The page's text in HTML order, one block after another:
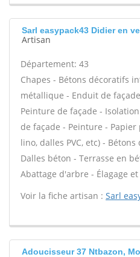
Sarl easypack43 Didier en
Artisan
Département: 43
Chapes - Bétons décoratifs
métallique - Enduit de
Peinture de façade -
de façade - Peinture -
lino, dalles PVC, etc) -
Dalles béton - Terrasse en
Abattage d'arbre - Élagage
Voir la fiche artisan : Sarl
Adoucisseur 37 Ntbazon,